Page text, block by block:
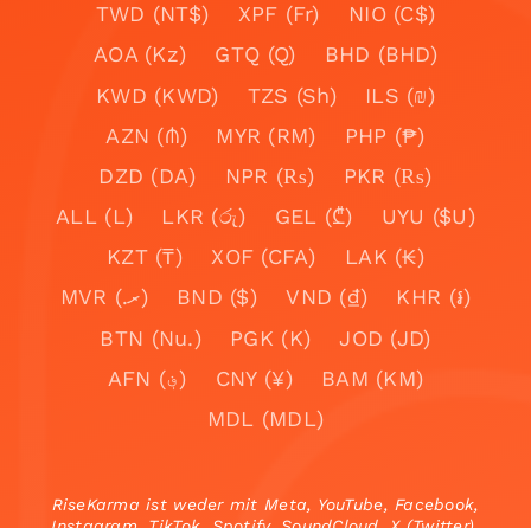
TWD (NT$)
XPF (Fr)
NIO (C$)
AOA (Kz)
GTQ (Q)
BHD (BHD)
KWD (KWD)
TZS (Sh)
ILS (₪)
AZN (₼)
MYR (RM)
PHP (₱)
DZD (DA)
NPR (₨)
PKR (₨)
ALL (L)
LKR (රු) GEL (₾)
UYU ($U)
KZT (₸)
XOF (CFA)
LAK (₭)
MVR (.ރ)
BND ($) VND (₫)
KHR (៛)
BTN (Nu.)
PGK (K)
JOD (JD)
AFN (؋)
CNY (¥)
BAM (KM)
MDL (MDL)
RiseKarma ist weder mit Meta, YouTube, Facebook,